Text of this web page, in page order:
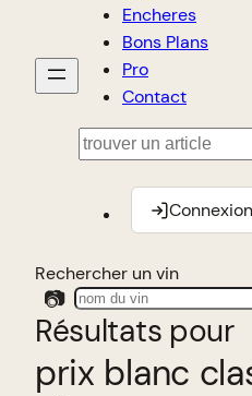
Encheres
Bons Plans
Pro
Contact
Rechercher
Connexion
Rechercher un vin
📷
Résultats pour
prix blanc